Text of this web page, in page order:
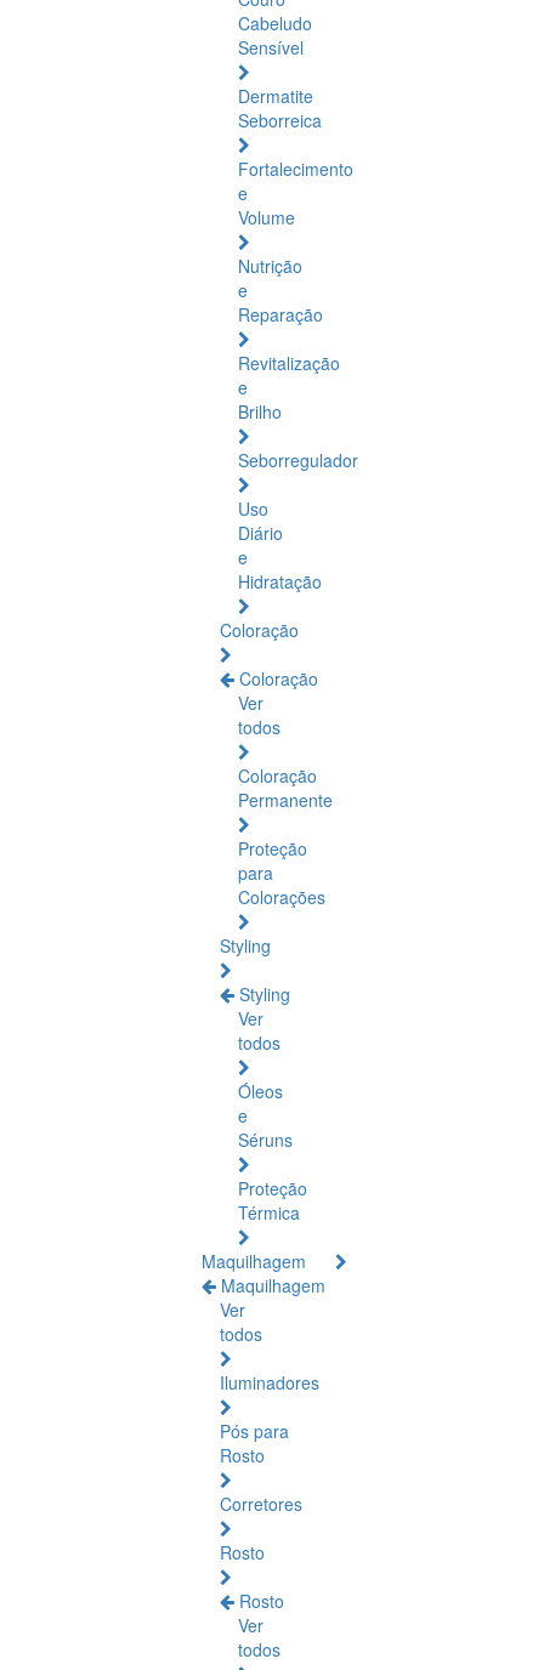
Cabeludo
Sensível
Dermatite
Seborreica
Fortalecimento
e
Volume
Nutrição
e
Reparação
Revitalização
e
Brilho
Seborregulador
Uso
Diário
e
Hidratação
Coloração
Coloração
Ver
todos
Coloração
Permanente
Proteção
para
Colorações
Styling
Styling
Ver
todos
Óleos
e
Séruns
Proteção
Térmica
Maquilhagem
Maquilhagem
Ver
todos
Iluminadores
Pós para
Rosto
Corretores
Rosto
Rosto
Ver
todos